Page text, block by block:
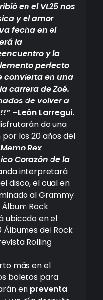
en el VL25 nos
y el amor
fecha en el
la
y la
perfecto
convierta en una
carrera de Zoé.
de volver a
–León Larregui.
de una
los 20 años del
Memo Rex
Corazón de la
interpretará
disco, el cual en
al Grammy
Rock
ubicado en el
del Rock
Rolling
más en el
boletos para
en preventa